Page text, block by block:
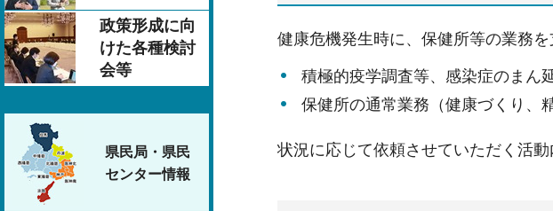
政策形成に向
けた各種検討
会等
県民局・県民
センター情報
健康危機発生時に、保健所等の業務
積極的疫学調査等、感染症のまん
保健所の通常業務（健康づくり、
状況に応じて依頼させていただく活動